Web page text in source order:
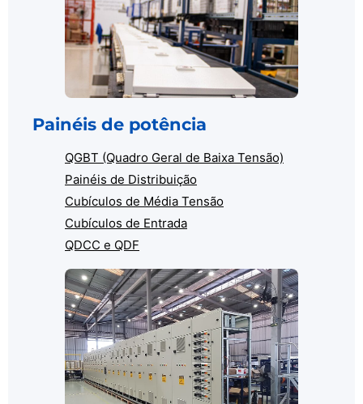
Painéis de potência
QGBT (Quadro Geral de Baixa Tensão)
Painéis de Distribuição
Cubículos de Média Tensão
Cubículos de Entrada
QDCC e QDF